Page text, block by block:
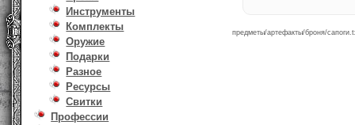
Инструменты
Комплекты
Оружие
Подарки
Разное
Ресурсы
Свитки
Профессии
предметы/артефакты/броня/